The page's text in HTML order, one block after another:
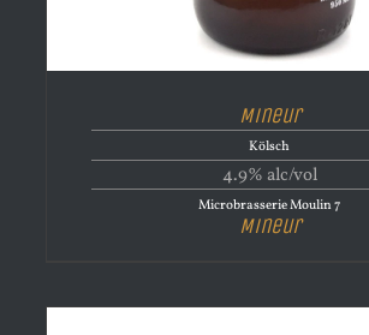
Mineur
Kölsch
4.9% alc/vol
Microbrasserie Moulin 7
Mineur